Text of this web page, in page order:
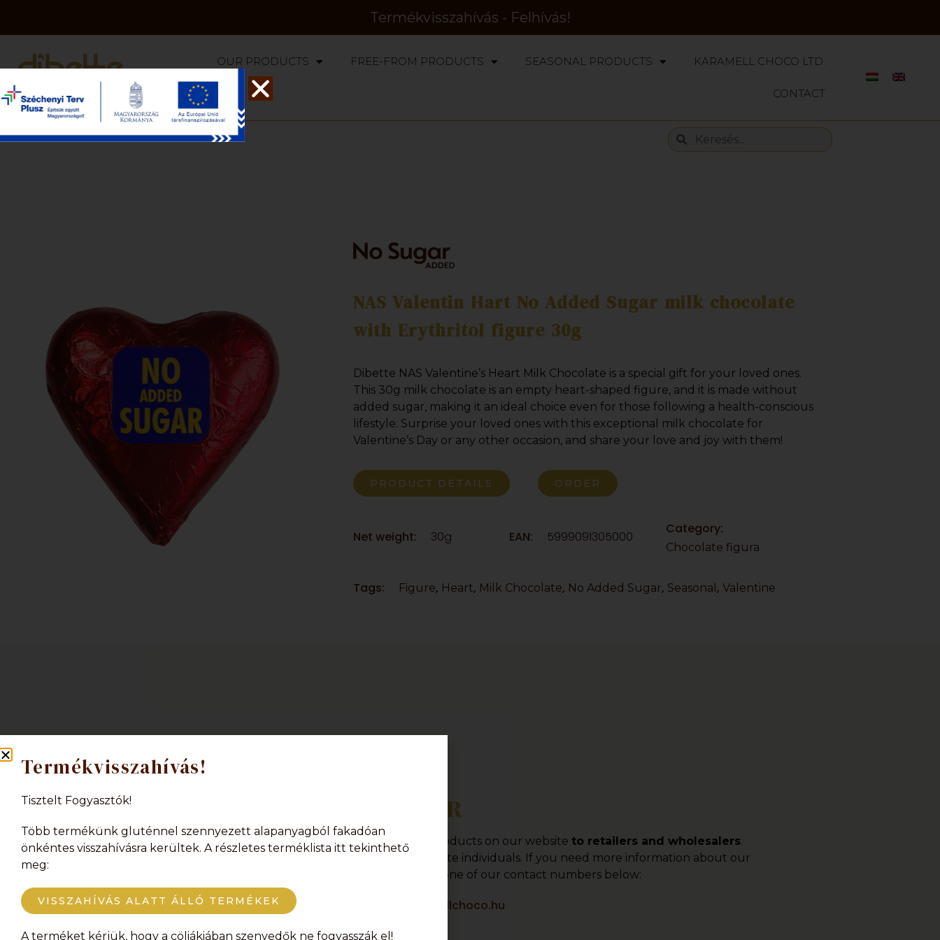
Termékvisszahívás - Felhívás!
OUR PRODUCTS FREE-FROM PRODUCTS SEASONAL PRODUCTS KARAMELL CHOCO LTD.
CONTACT
NAS Valentin Hart No Added Sugar milk chocolate
with Erythritol figure 30g
Dibette NAS Valentine’s Heart Milk Chocolate is a special gift for your loved ones.
This 30g milk chocolate is an empty heart-shaped figure, and it is made without
added sugar, making it an ideal choice even for those following a health-conscious
lifestyle. Surprise your loved ones with this exceptional milk chocolate for
Valentine’s Day or any other occasion, and share your love and joy with them!
PRODUCT DETAILS ORDER
Net weight: 30g EAN: 5999091305000
Category:
Chocolate figura
Tags: Figure, Heart, Milk Chocolate, No Added Sugar, Seasonal , Valentine
Order
We are pleased to inform you that we offer a wide range of products on our website to retailers and wholesalers.
Unfortunately, we are currently unable to provide sales to private individuals. If you need more information about our
products or the order, please contact us at one of our contact numbers below:
info@karamellchoco.hu
Termékvisszahívás!
Tisztelt Fogyasztók!
Több termékünk gluténnel szennyezett alapanyagból fakadóan
önkéntes visszahívásra kerültek. A részletes terméklista itt tekinthető
meg:
VISSZAHÍVÁS ALATT ÁLLÓ TERMÉKEK
A terméket kérjük, hogy a cöliákiában szenvedők ne fogyasszák el!